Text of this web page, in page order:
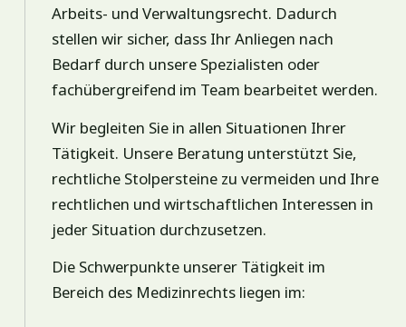
Arbeits- und Verwaltungsrecht. Dadurch
stellen wir sicher, dass Ihr Anliegen nach
Bedarf durch unsere Spezialisten oder
fachübergreifend im Team bearbeitet werden.
Wir begleiten Sie in allen Situationen Ihrer
Tätigkeit. Unsere Beratung unterstützt Sie,
rechtliche Stolpersteine zu vermeiden und Ihre
rechtlichen und wirtschaftlichen Interessen in
jeder Situation durchzusetzen.
Die Schwerpunkte unserer Tätigkeit im
Bereich des Medizinrechts liegen im: